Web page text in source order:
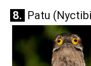
8. Patu